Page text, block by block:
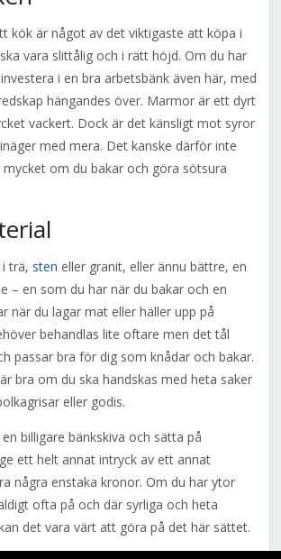
kök är något av det viktigaste att köpa i
vara slittålig och i rätt höjd. Om du har
i en bra arbetsbänk även här, med
hängandes över. Marmor är ett dyrt
vackert. Dock är det känsligt mot syror
med mera. Det kanske därför inte
om du bakar och göra sötsura
trä, sten eller granit, eller ännu bättre, en
– en som du har när du bakar och en
när du lagar mat eller häller upp på
behandlas lite oftare men det tål
passar bra för dig som knådar och bakar.
bra om du ska handskas med heta saker
eller godis.
billigare bänkskiva och sätta på
ett helt annat intryck av ett annat
några enstaka kronor. Om du har ytor
ofta på och där syrliga och heta
det vara värt att göra på det här sättet.